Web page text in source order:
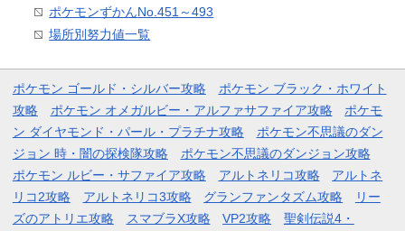
ポケモンずかんNo.451～493
場所別努力値一覧
ポケモン ゴールド・シルバー攻略
ポケモン ブラック・ホワイト
攻略
ポケモン オメガルビー・アルファサファイア攻略
ポケモ
ン ダイヤモンド・パール・プラチナ攻略
ポケモン不思議のダン
ジョン 時・闇の探検隊攻略
ポケモン不思議のダンジョン攻略
ポケモン ルビー・サファイア攻略
アルトネリコ攻略
アルトネ
リコ2攻略
アルトネリコ3攻略 グランファンタズム攻略
リー
ズのアトリエ攻略
スマブラX攻略 VP2攻略 聖剣伝説4・